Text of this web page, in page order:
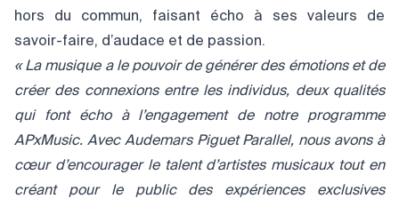
hors du commun, faisant écho à ses valeurs de
savoir-faire, d’audace et de passion.
« La musique a le pouvoir de générer des émotions et de
créer des connexions entre les individus, deux qualités
qui font écho à l’engagement de notre programme
APxMusic. Avec Audemars Piguet Parallel, nous avons à
cœur d’encourager le talent d’artistes musicaux tout en
créant pour le public des expériences exclusives